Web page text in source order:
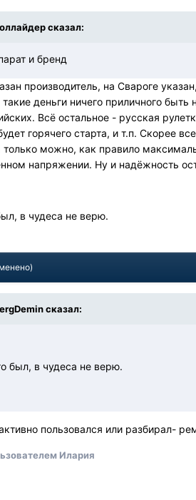
сказал:
и бренд
производитель, на Свароге
деньги ничего приличного
Всё остальное - русская
горячего старта, и т.п. Скорее
можно, как правило
напряжении. Ну и надёжность
в чудеса не верю.
сказал:
был, в чудеса не верю.
пользовался или разбирал-
Илария